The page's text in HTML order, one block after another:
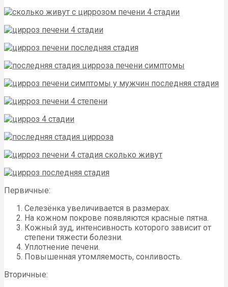
Первичные:
Селезёнка увеличивается в размерах.
На кожном покрове появляются красные пятна.
Кожный зуд, интенсивность которого зависит от
степени тяжести болезни.
Уплотнение печени.
Повышенная утомляемость, сонливость.
Вторичные: